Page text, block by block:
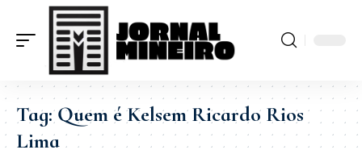
Tag:Quem é Kelsem Ricardo Rios
Lima